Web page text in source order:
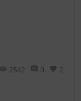
2542 0 2